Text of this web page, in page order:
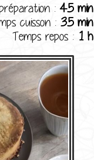
:45 min
cuisson : 35 min
Temps repos : 1 h